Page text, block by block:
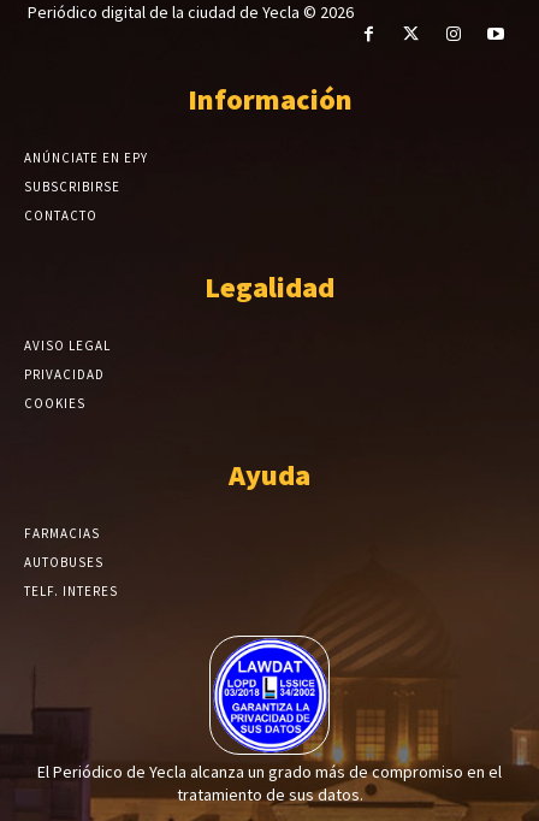
Periódico digital de la ciudad de Yecla © 2026
Información
ANÚNCIATE EN EPY
SUBSCRIBIRSE
CONTACTO
Legalidad
AVISO LEGAL
PRIVACIDAD
COOKIES
Ayuda
FARMACIAS
AUTOBUSES
TELF. INTERES
El Periódico de Yecla alcanza un grado más de compromiso en el
tratamiento de sus datos.